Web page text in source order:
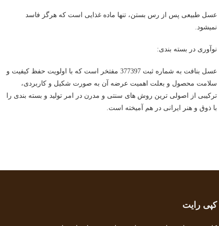
عسل طبیعی پس از رس بستن، تنها ماده غذایی است که هرگز فاسد
نمیشود.
نوآوری در بسته بندی:
عسل بنافت به شماره ثبت 377397 مفتخر است که با اولویت حفظ کیفیت و
سلامت محصول و بعلت اهمیت عرضه آن به صورت شکیل و کاربردی،
ترکیبی از اصولی ترین روش های سنتی و مدرن در امر تولید و بسته بندی را
با ذوق و هنر ایرانی در هم آمیخته است.
کپی رایت